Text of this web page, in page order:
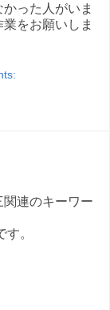
った人がいま
をお願いしま
連のキーワー
。